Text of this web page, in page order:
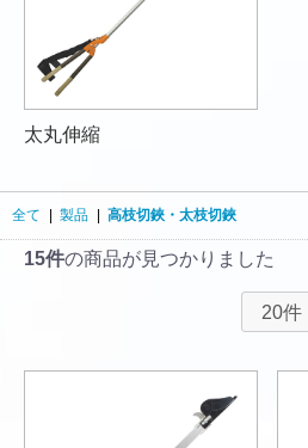
太丸伸縮
全て 製品 高枝切鋏・太枝切鋏
15件の商品が見つかりました